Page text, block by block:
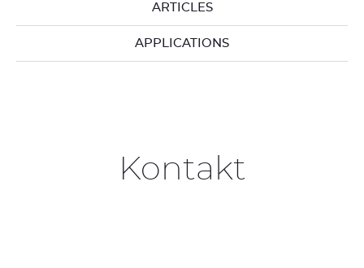
ARTICLES
APPLICATIONS
Kontakt